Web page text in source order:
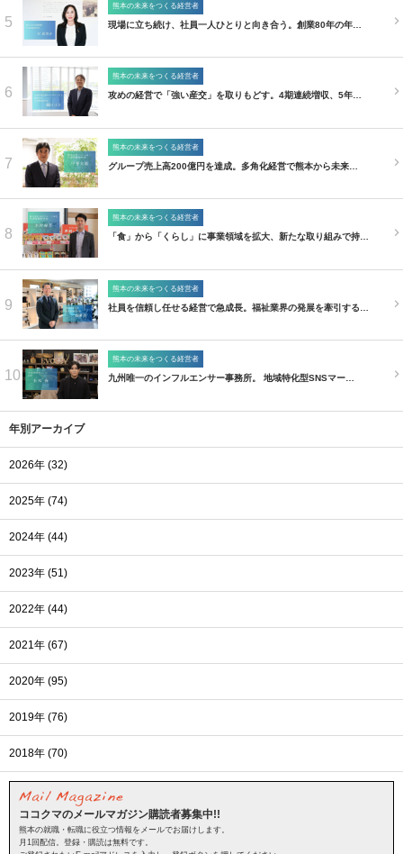
5
熊本の未来をつくる経営者
現場に立ち続け、社員一人ひとりと向き合う。創業80年の年…
6
熊本の未来をつくる経営者
攻めの経営で「強い産交」を取りもどす。4期連続増収、5年…
7
熊本の未来をつくる経営者
グループ売上高200億円を達成。多角化経営で熊本から未来…
8
熊本の未来をつくる経営者
「食」から「くらし」に事業領域を拡大、新たな取り組みで持…
9
熊本の未来をつくる経営者
社員を信頼し任せる経営で急成長。福祉業界の発展を牽引する…
10
熊本の未来をつくる経営者
九州唯一のインフルエンサー事務所。 地域特化型SNSマー…
年別アーカイブ
2026年 (32)
2025年 (74)
2024年 (44)
2023年 (51)
2022年 (44)
2021年 (67)
2020年 (95)
2019年 (76)
2018年 (70)
ココクマのメールマガジン購読者募集中!!
熊本の就職・転職に役立つ情報をメールでお届けします。
月1回配信。登録・購読は無料です。